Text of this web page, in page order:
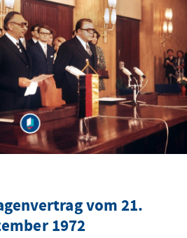
vom 21.
1972